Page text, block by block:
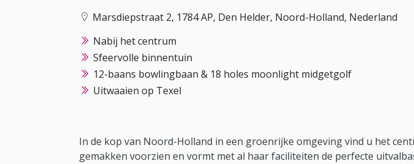
Marsdiepstraat 2, 1784 AP, Den Helder, Noord-Holland, Nederland
Nabij het centrum
Sfeervolle binnentuin
12-baans bowlingbaan & 18 holes moonlight midgetgolf
Uitwaaien op Texel
In de kop van Noord-Holland in een groenrijke omgeving vind u het
gemakken voorzien en vormt met al haar faciliteiten de perfecte